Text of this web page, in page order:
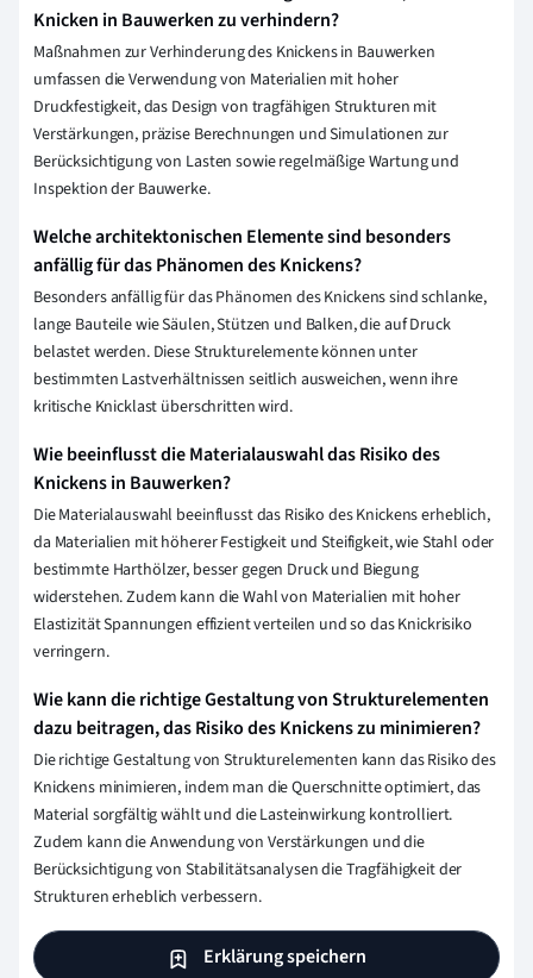
Knicken in Bauwerken zu verhindern?
Maßnahmen zur Verhinderung des Knickens in Bauwerken
umfassen die Verwendung von Materialien mit hoher
Druckfestigkeit, das Design von tragfähigen Strukturen mit
Verstärkungen, präzise Berechnungen und Simulationen zur
Berücksichtigung von Lasten sowie regelmäßige Wartung und
Inspektion der Bauwerke.
Welche architektonischen Elemente sind besonders
anfällig für das Phänomen des Knickens?
Besonders anfällig für das Phänomen des Knickens sind schlanke,
lange Bauteile wie Säulen, Stützen und Balken, die auf Druck
belastet werden. Diese Strukturelemente können unter
bestimmten Lastverhältnissen seitlich ausweichen, wenn ihre
kritische Knicklast überschritten wird.
Wie beeinflusst die Materialauswahl das Risiko des
Knickens in Bauwerken?
Die Materialauswahl beeinflusst das Risiko des Knickens erheblich,
da Materialien mit höherer Festigkeit und Steifigkeit, wie Stahl oder
bestimmte Harthölzer, besser gegen Druck und Biegung
widerstehen. Zudem kann die Wahl von Materialien mit hoher
Elastizität Spannungen effizient verteilen und so das Knickrisiko
verringern.
Wie kann die richtige Gestaltung von Strukturelementen
dazu beitragen, das Risiko des Knickens zu minimieren?
Die richtige Gestaltung von Strukturelementen kann das Risiko des
Knickens minimieren, indem man die Querschnitte optimiert, das
Material sorgfältig wählt und die Lasteinwirkung kontrolliert.
Zudem kann die Anwendung von Verstärkungen und die
Berücksichtigung von Stabilitätsanalysen die Tragfähigkeit der
Strukturen erheblich verbessern.
Erklärung speichern